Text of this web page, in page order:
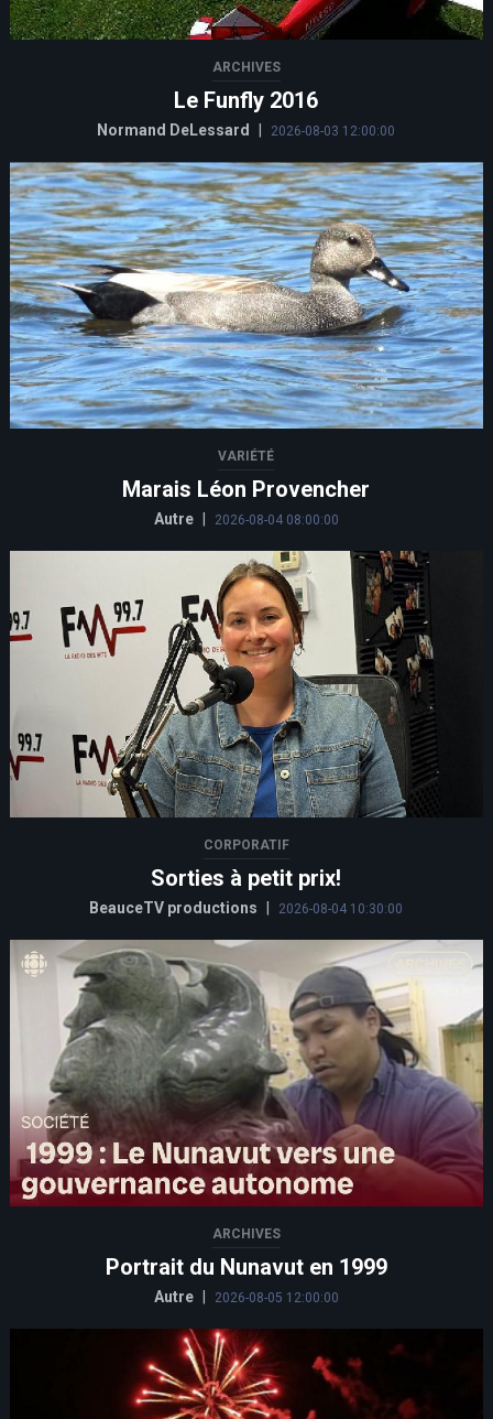
ARCHIVES
Le Funfly 2016
Normand DeLessard 2026-08-03 12:00:00
VARIÉTÉ
Marais Léon Provencher
Autre 2026-08-04 08:00:00
CORPORATIF
Sorties à petit prix!
BeauceTV productions 2026-08-04 10:30:00
ARCHIVES
Portrait du Nunavut en 1999
Autre 2026-08-05 12:00:00